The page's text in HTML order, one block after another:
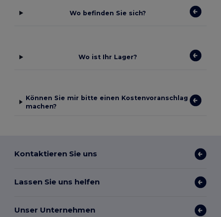
Wo befinden Sie sich?
Wo ist Ihr Lager?
Können Sie mir bitte einen Kostenvoranschlag
machen?
Kontaktieren Sie uns
Lassen Sie uns helfen
Unser Unternehmen